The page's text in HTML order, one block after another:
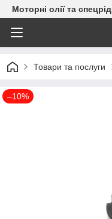
Моторні олії та
Товари та послуги
–10%